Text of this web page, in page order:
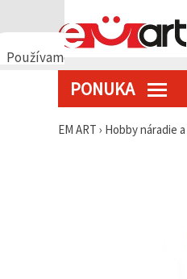
Používame
PONUKA
EM ART › Hobby náradie